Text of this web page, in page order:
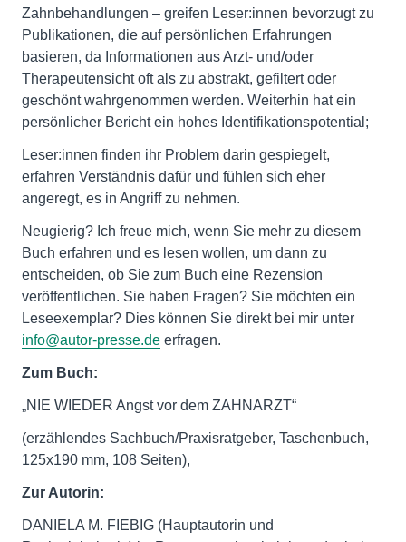
Zahnbehandlungen – greifen Leser:innen bevorzugt zu
Publikationen, die auf persönlichen Erfahrungen
basieren, da Informationen aus Arzt- und/oder
Therapeutensicht oft als zu abstrakt, gefiltert oder
geschönt wahrgenommen werden. Weiterhin hat ein
persönlicher Bericht ein hohes Identifikationspotential;
Leser:innen finden ihr Problem darin gespiegelt,
erfahren Verständnis dafür und fühlen sich eher
angeregt, es in Angriff zu nehmen.
Neugierig? Ich freue mich, wenn Sie mehr zu diesem
Buch erfahren und es lesen wollen, um dann zu
entscheiden, ob Sie zum Buch eine Rezension
veröffentlichen. Sie haben Fragen? Sie möchten ein
Leseexemplar? Dies können Sie direkt bei mir unter
info@autor-presse.de erfragen.
Zum Buch:
„NIE WIEDER Angst vor dem ZAHNARZT“
(erzählendes Sachbuch/Praxisratgeber, Taschenbuch,
125x190 mm, 108 Seiten),
Zur Autorin:
DANIELA M. FIEBIG (Hauptautorin und